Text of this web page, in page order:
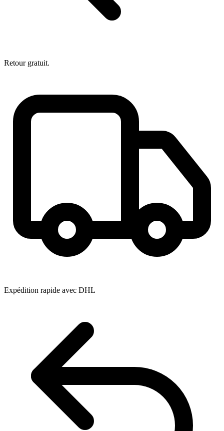
Retour gratuit.
Expédition rapide avec DHL